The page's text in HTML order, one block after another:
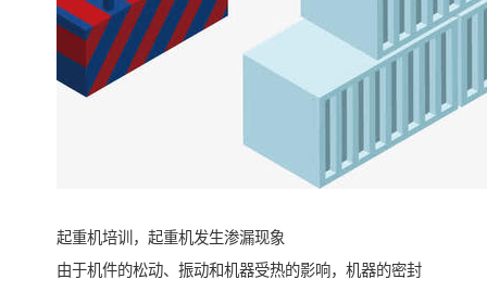
起重机培训，起重机发生渗漏现象
由于机件的松动、振动和机器受热的影响，机器的密封